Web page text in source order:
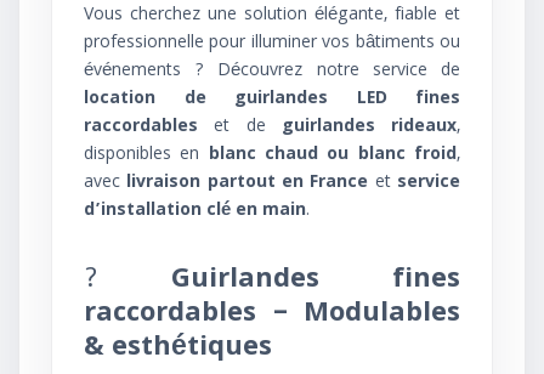
Vous cherchez une solution élégante, fiable et
professionnelle pour illuminer vos bâtiments ou
événements ? Découvrez notre service de
location de guirlandes LED fines
raccordables et de guirlandes rideaux,
disponibles en blanc chaud ou blanc froid,
avec livraison partout en France et service
d’installation clé en main.
? Guirlandes fines
raccordables – Modulables
& esthétiques